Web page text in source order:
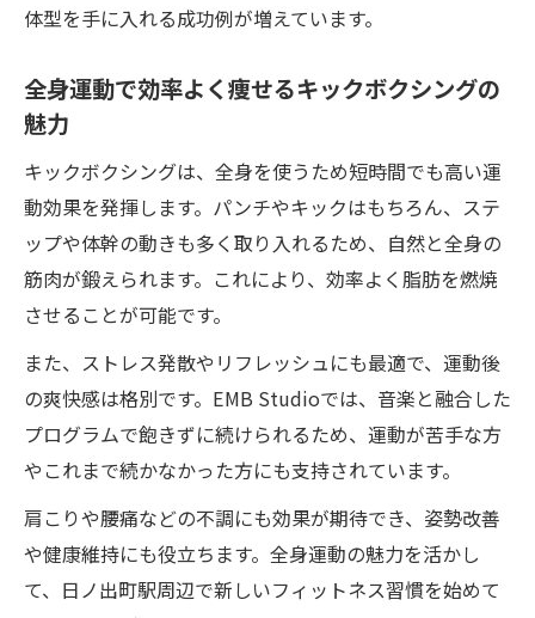
体型を手に入れる成功例が増えています。
全身運動で効率よく痩せるキックボクシングの
魅力
キックボクシングは、全身を使うため短時間でも高い運
動効果を発揮します。パンチやキックはもちろん、ステ
ップや体幹の動きも多く取り入れるため、自然と全身の
筋肉が鍛えられます。これにより、効率よく脂肪を燃焼
させることが可能です。
また、ストレス発散やリフレッシュにも最適で、運動後
の爽快感は格別です。EMB Studioでは、音楽と融合した
プログラムで飽きずに続けられるため、運動が苦手な方
やこれまで続かなかった方にも支持されています。
肩こりや腰痛などの不調にも効果が期待でき、姿勢改善
や健康維持にも役立ちます。全身運動の魅力を活かし
て、日ノ出町駅周辺で新しいフィットネス習慣を始めて